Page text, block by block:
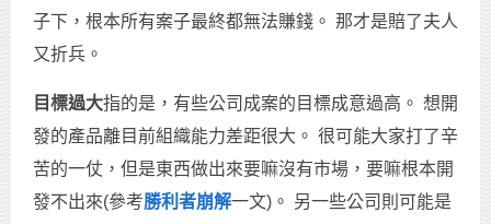
子下，根本所有案子最終都無法賺錢。 那才是賠了夫人
又折兵。
目標過大指的是，有些公司成案的目標成意過高。 想開
發的產品離目前組織能力差距很大。 很可能大家打了辛
苦的一仗，但是東西做出來要嘛沒有市場，要嘛根本開
發不出來(參考勝利者崩解一文)。 另一些公司則可能是